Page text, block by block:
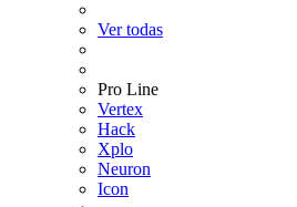
Ver todas
Pro Line
Vertex
Hack
Xplo
Neuron
Icon